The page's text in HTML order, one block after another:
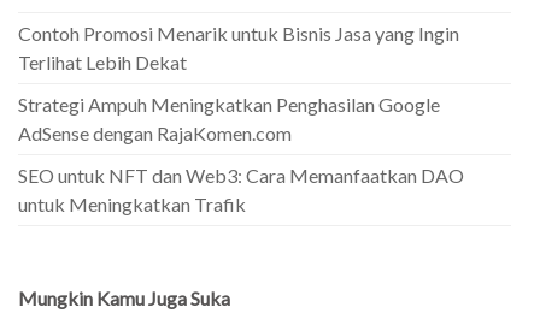
Contoh Promosi Menarik untuk Bisnis Jasa yang Ingin
Terlihat Lebih Dekat
Strategi Ampuh Meningkatkan Penghasilan Google
AdSense dengan RajaKomen.com
SEO untuk NFT dan Web3: Cara Memanfaatkan DAO
untuk Meningkatkan Trafik
Mungkin Kamu Juga Suka